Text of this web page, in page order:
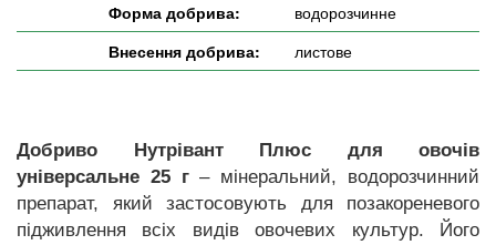
Форма добрива:
водорозчинне
Внесення добрива:
листове
Добриво Нутрівант Плюс для овочів
універсальне 25 г– мінеральний, водорозчинний
препарат, який застосовують для позакореневого
підживлення всіх видів овочевих культур. Його